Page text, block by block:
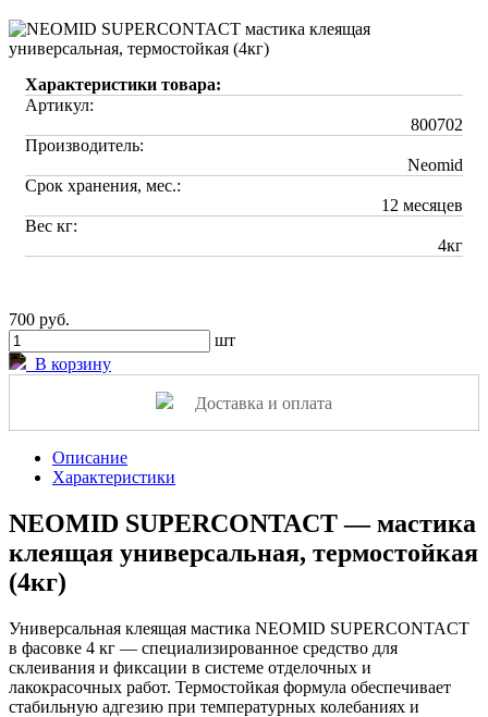
Характеристики товара:
Артикул:
800702
Производитель:
Neomid
Срок хранения, мес.:
12 месяцев
Вес кг:
4кг
700 руб.
шт
В корзину
Доставка и оплата
Описание
Характеристики
NEOMID SUPERCONTACT — мастика
клеящая универсальная, термостойкая
(4кг)
Универсальная клеящая мастика NEOMID SUPERCONTACT
в фасовке 4 кг — специализированное средство для
склеивания и фиксации в системе отделочных и
лакокрасочных работ. Термостойкая формула обеспечивает
стабильную адгезию при температурных колебаниях и